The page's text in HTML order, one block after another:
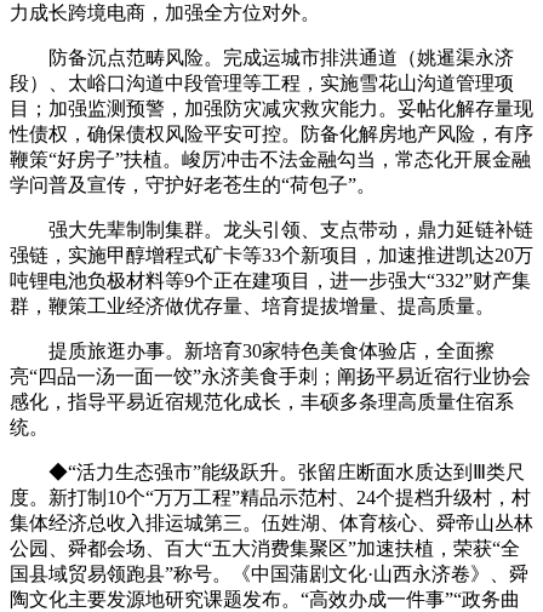
力成长跨境电商，加强全方位对外。
防备沉点范畴风险。完成运城市排洪通道（姚暹渠永济
段）、太峪口沟道中段管理等工程，实施雪花山沟道管理项
目；加强监测预警，加强防灾减灾救灾能力。妥帖化解存量现
性债权，确保债权风险平安可控。防备化解房地产风险，有序
鞭策“好房子”扶植。峻厉冲击不法金融勾当，常态化开展金融
学问普及宣传，守护好老苍生的“荷包子”。
强大先辈制制集群。龙头引领、支点带动，鼎力延链补链
强链，实施甲醇增程式矿卡等33个新项目，加速推进凯达20万
吨锂电池负极材料等9个正在建项目，进一步强大“332”财产集
群，鞭策工业经济做优存量、培育提拔增量、提高质量。
提质旅逛办事。新培育30家特色美食体验店，全面擦
亮“四品一汤一面一饺”永济美食手刺；阐扬平易近宿行业协会
感化，指导平易近宿规范化成长，丰硕多条理高质量住宿系
统。
◆“活力生态强市”能级跃升。张留庄断面水质达到Ⅲ类尺
度。新打制10个“万万工程”精品示范村、24个提档升级村，村
集体经济总收入排运城第三。伍姓湖、体育核心、舜帝山丛林
公园、舜都会场、百大“五大消费集聚区”加速扶植，荣获“全
国县域贸易领跑县”称号。《中国蒲剧文化·山西永济卷》、舜
陶文化主要发源地研究课题发布。“高效办成一件事”“政务曲